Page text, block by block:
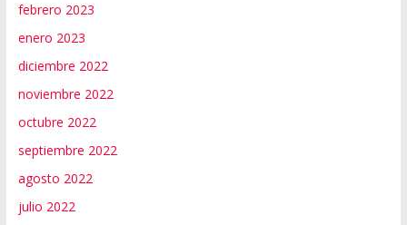
febrero 2023
enero 2023
diciembre 2022
noviembre 2022
octubre 2022
septiembre 2022
agosto 2022
julio 2022